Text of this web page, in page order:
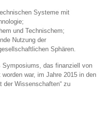
Systeme mit
und Technischem;
Nutzung der
Sphären.
das finanziell von
war, im Jahre 2015 in den
der Wissenschaften“ zu